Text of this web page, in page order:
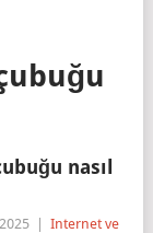
nasıl
Internet ve